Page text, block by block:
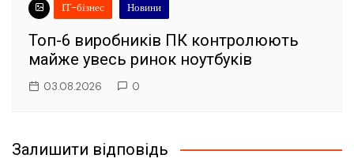
ІТ-бізнес Новини
Топ-6 виробників ПК контролюють
майже увесь ринок ноутбуків
03.08.2026 0
Залишити відповідь